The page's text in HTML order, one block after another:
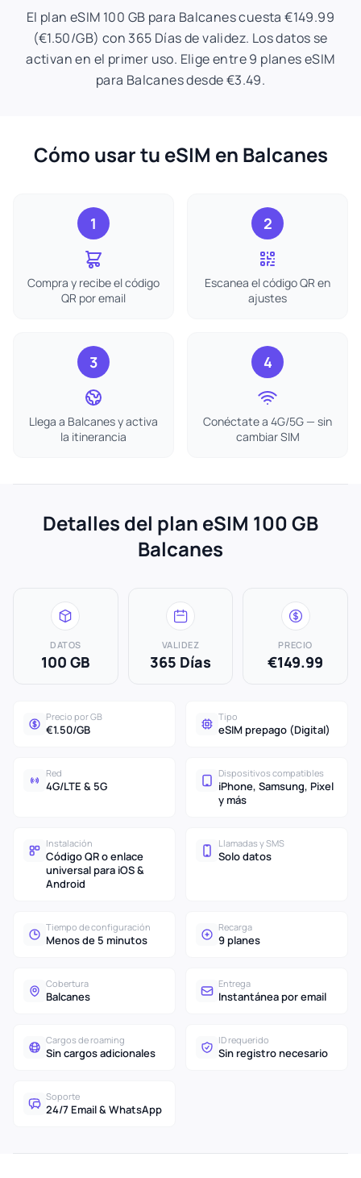
El plan eSIM 100 GB para Balcanes cuesta €149.99
(€1.50/GB) con 365 Días de validez. Los datos se
activan en el primer uso. Elige entre 9 planes eSIM
para Balcanes desde €3.49.
Cómo usar tu eSIM en Balcanes
1
Compra y recibe el código
QR por email
2
Escanea el código QR en
ajustes
3
Llega a Balcanes y activa
la itinerancia
4
Conéctate a 4G/5G — sin
cambiar SIM
Detalles del plan eSIM 100 GB
Balcanes
DATOS
100 GB
VALIDEZ
365 Días
PRECIO
€149.99
Precio por GB
€1.50/GB
Tipo
eSIM prepago (Digital)
Red
4G/LTE & 5G
Dispositivos compatibles
iPhone, Samsung, Pixel
y más
Instalación
Código QR o enlace
universal para iOS &
Android
Llamadas y SMS
Solo datos
Tiempo de configuración
Menos de 5 minutos
Recarga
9 planes
Cobertura
Balcanes
Entrega
Instantánea por email
Cargos de roaming
Sin cargos adicionales
ID requerido
Sin registro necesario
Soporte
24/7 Email & WhatsApp